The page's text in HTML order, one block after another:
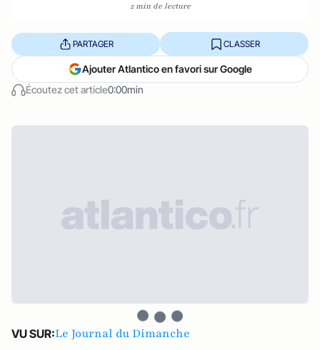
2 min de lecture
Écoutez cet article0:00min
PARTAGER CLASSER
Ajouter Atlantico en favori sur Google
VU SUR:Le Journal du Dimanche